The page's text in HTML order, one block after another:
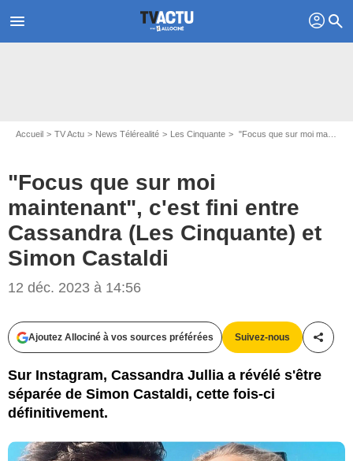
menu profil search
Accueil TV Actu News Télérealité Les Cinquante "Focus que sur moi maintenant", c'est fini entre Cassandra (Les Cinquante) et Simon Castaldi
"Focus que sur moi
maintenant", c'est fini entre
Cassandra (Les Cinquante) et
Simon Castaldi
12 déc. 2023 à 14:56
Ajoutez Allociné à vos sources préférées Suivez-nous
Sur Instagram, Cassandra Jullia a révélé s'être
séparée de Simon Castaldi, cette fois-ci
définitivement.
Instagram @simoncastaldi